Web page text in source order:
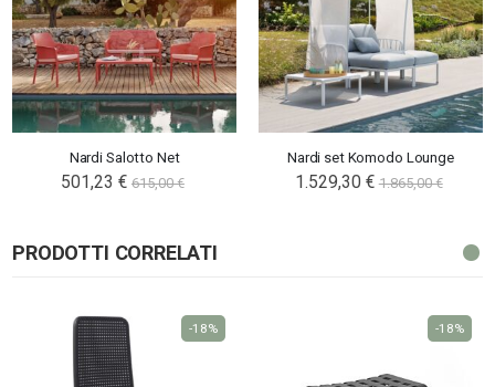
Nardi Salotto Net
501,23 € 615,00 €
Nardi set Komodo Lounge
1.529,30 € 1.865,00 €
PRODOTTI CORRELATI
-18% -18%